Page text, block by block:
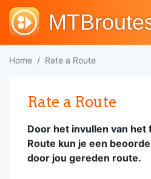
Home Rate a Route
Rate a Route
Door het invullen van
Route kun je een
door jou gereden route.